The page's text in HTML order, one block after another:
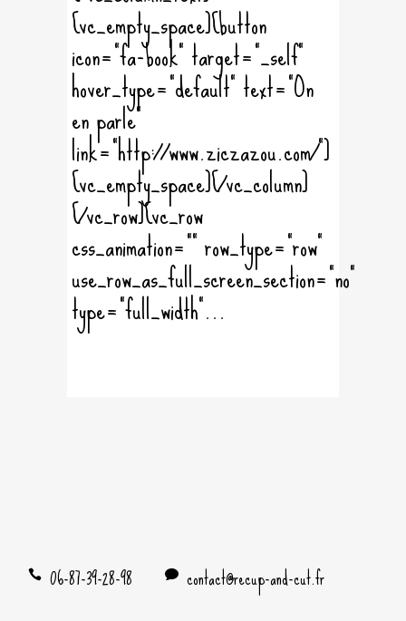
[vc_empty_space][button
icon="fa-book" target="_self"
hover_type="default" text="On
en parle"
link="http://www.ziczazou.com/"]
[vc_empty_space][/vc_column]
[/vc_row][vc_row
css_animation="" row_type="row"
use_row_as_full_screen_section="no"
type="full_width"...
06-87-39-28-98 contact@recup-and-cut.fr